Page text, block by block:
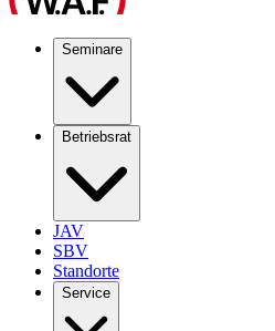
Seminare
Betriebsrat
JAV
SBV
Standorte
Service